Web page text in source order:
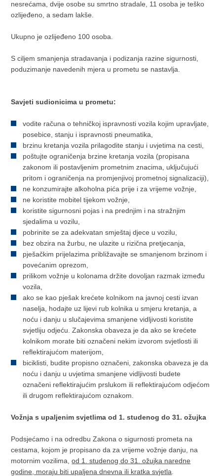
nesrećama, dvije osobe su smrtno stradale, 11 osoba je teško
ozlijeđeno, a sedam lakše.
Ukupno je ozlijeđeno 100 osoba.
S ciljem smanjenja stradavanja i podizanja razine sigurnosti,
poduzimanje navedenih mjera u prometu se nastavlja.
Savjeti sudionicima u prometu:
vodite računa o tehničkoj ispravnosti vozila kojim upravljate,
posebice, stanju i ispravnosti pneumatika,
brzinu kretanja vozila prilagodite stanju i uvjetima na cesti,
poštujte ograničenja brzine kretanja vozila (propisana
zakonom ili postavljenim prometnim znacima, uključujući
pritom i ograničenja na promjenjivoj prometnoj signalizaciji),
ne konzumirajte alkoholna pića prije i za vrijeme vožnje,
ne koristite mobitel tijekom vožnje,
koristite sigurnosni pojas i na prednjim i na stražnjim
sjedalima u vozilu,
pobrinite se za adekvatan smještaj djece u vozilu,
bez obzira na žurbu, ne ulazite u rizična pretjecanja,
pješačkim prijelazima približavajte se smanjenom brzinom i
povećanim oprezom,
prilikom vožnje u kolonama držite dovoljan razmak između
vozila,
ako se kao pješak krećete kolnikom na javnoj cesti izvan
naselja, hodajte uz lijevi rub kolnika u smjeru kretanja, a
noću i danju u slučajevima smanjene vidljivosti koristite
svjetliju odjeću. Zakonska obaveza je da ako se krećete
kolnikom morate biti označeni nekim izvorom svjetlosti ili
reflektirajućom materijom,
biciklisti, budite propisno označeni, zakonska obaveza je da
noću i danju u uvjetima smanjene vidljivosti budete
označeni reflektirajućim prslukom ili reflektirajućom odjećom
ili drugom reflektirajućom oznakom.
Vožnja s upaljenim svjetlima od 1. studenog do 31. ožujka
Podsjećamo i na odredbu Zakona o sigurnosti prometa na
cestama, kojom je propisano da za vrijeme vožnje danju, na
motornim vozilima,od 1. studenog do 31. ožujka naredne
godine, moraju biti upaljena dnevna ili kratka svjetla